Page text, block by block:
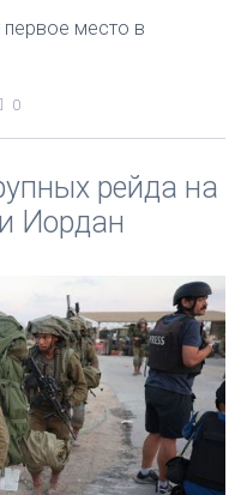
место в
0
рейда на
Иордан